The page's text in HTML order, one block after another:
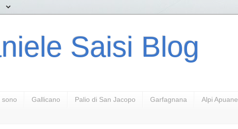
Saisi Blog
sono Gallicano Palio di San Jacopo Garfagnana Alpi Apuane